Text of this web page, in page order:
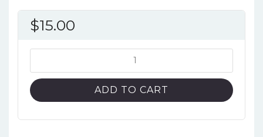
$15.00
(Todos
los
caminos
ADD TO CART